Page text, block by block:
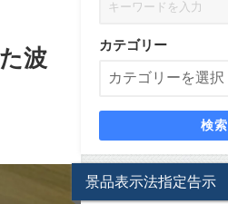
波
カテゴリー
検索
景品表示法指定告示